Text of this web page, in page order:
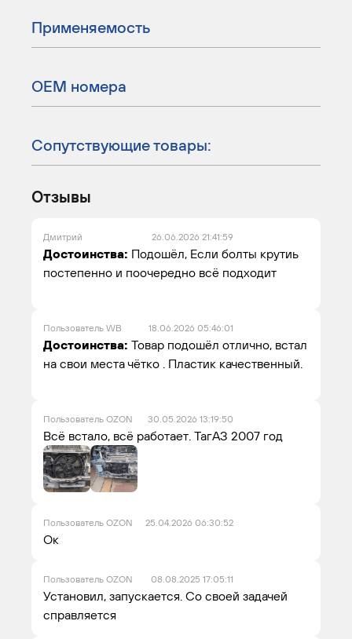
Применяемость
ОЕМ номера
Сопутствующие товары:
Отзывы
Дмитрий 26.06.2026 21:41:59
Достоинства: Подошёл, Если болты крутиь
постепенно и поочередно всё подходит
Пользователь WB 18.06.2026 05:46:01
Достоинства: Товар подошёл отлично, встал
на свои места чётко . Пластик качественный.
Пользователь OZON 30.05.2026 13:19:50
Всё встало, всё работает. ТагАЗ 2007 год
Пользователь OZON 25.04.2026 06:30:52
Ок
Пользователь OZON 08.08.2025 17:05:11
Установил, запускается. Со своей задачей
справляется